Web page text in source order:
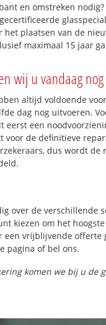
en omstreken
het plaatsen van de
maximaal 15 jaar
wij u vandaag
altijd voldoende
dag nog uitvoeren.
eerst een
voor de definitieve
dus wordt de
over de verschillende
kiezen om het
een vrijblijvende offerte
pagina of bel ons.
komen we bij u de